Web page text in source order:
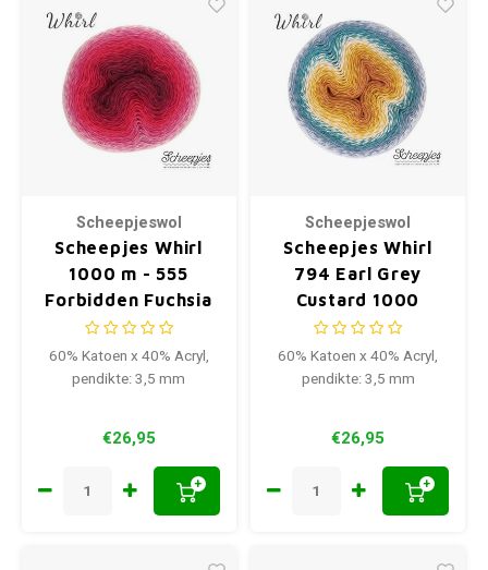
Scheepjeswol
Scheepjes Whirl
1000 m - 555
Forbidden Fuchsia
60% Katoen x 40% Acryl,
pendikte: 3,5 mm
€26,95
+
Scheepjeswol
Scheepjes Whirl
794 Earl Grey
Custard 1000
meter
60% Katoen x 40% Acryl,
pendikte: 3,5 mm
€26,95
+